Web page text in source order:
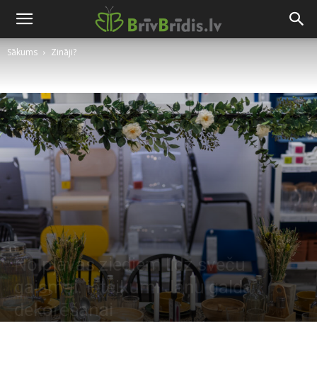
Sākums Zināji?
No pļavas ziediem līdz sveču
gaismai: ieteikumi Jāņu galda
dekorēšanai